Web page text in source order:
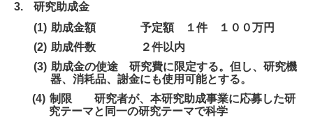
目の愛護デー・関連イベント情報等
寄附のお願い
日台眼科ジョイントミーティング・寄附者一覧
3.
研究助成金
(1) 助成金額 予定額 １件 １００万円
(2) 助成件数 ２件以内
(3) 助成金の使途 研究費に限定する。但し、研究機
器、消耗品、謝金にも使用可能とする。
(4) 制限 研究者が、本研究助成事業に応募した研
究テーマと同一の研究テーマで科学